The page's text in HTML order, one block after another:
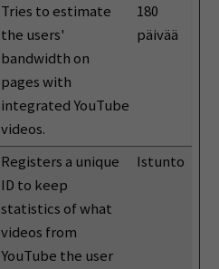
Tries to estimate
the users'
bandwidth on
pages with
integrated YouTube
videos.
180
päivää
Registers a unique
ID to keep
statistics of what
videos from
YouTube the user
Istunto